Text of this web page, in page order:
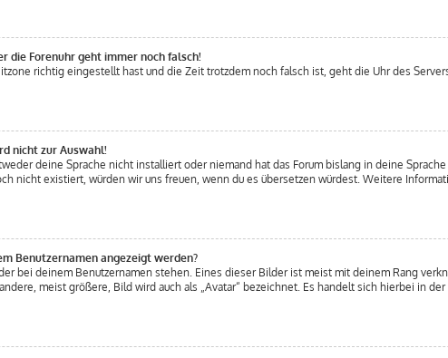
die Forenuhr geht immer noch falsch!
richtig eingestellt hast und die Zeit trotzdem noch falsch ist, geht die Uhr des
nicht zur Auswahl!
deine Sprache nicht installiert oder niemand hat das Forum bislang in deine
nicht existiert, würden wir uns freuen, wenn du es übersetzen würdest. Weitere
Benutzernamen angezeigt werden?
bei deinem Benutzernamen stehen. Eines dieser Bilder ist meist mit deinem Rang
meist größere, Bild wird auch als „Avatar“ bezeichnet. Es handelt sich hierbei in